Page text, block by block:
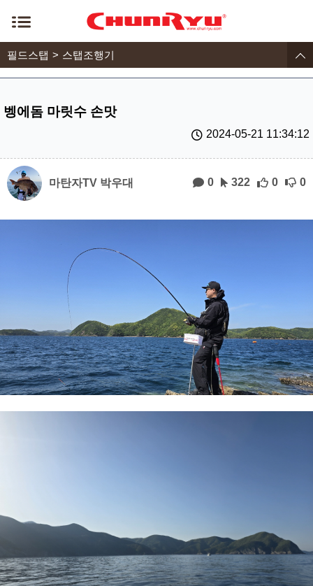
필드스탭 스탭조행기
벵에돔 마릿수 손맛
2024-05-21 11:34:12
마탄자TV 박우대 0 322 0 0